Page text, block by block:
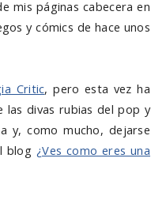
mis páginas cabecera en
y cómics de hace unos
Critic, pero esta vez ha
divas rubias del pop y
y, como mucho, dejarse
blog ¿Ves como eres una